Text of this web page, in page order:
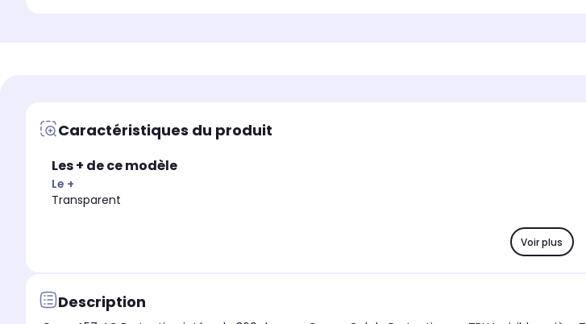
Caractéristiques du produit
Les + de ce modèle
Le +
Transparent
Voir plus
Description